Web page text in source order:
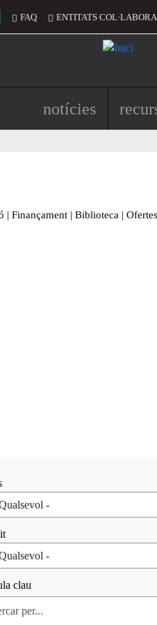
d'usuari
FAQ ENTITATS
Navegació
notícies
| Finançament | Biblioteca |
clau